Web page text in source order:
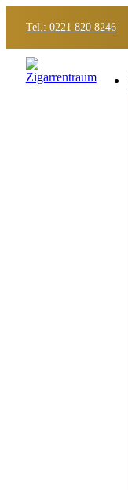
Tel.: 0221 820 8246